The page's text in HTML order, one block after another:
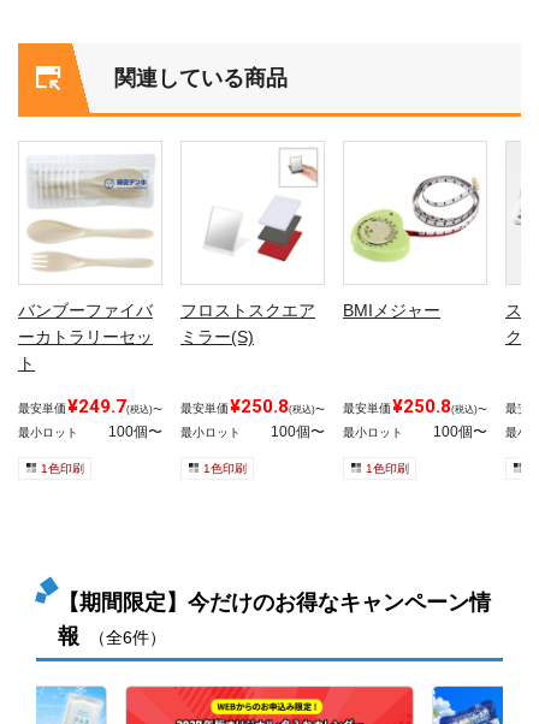
関連している商品
バンブーファイバ
ーカトラリーセッ
ト
最安単価¥249.7(税込)〜
最小ロット 100個〜
1色印刷
フロストスクエア
ミラー(S)
最安単価¥250.8(税込)〜
最小ロット 100個〜
1色印刷
BMIメジャー
最安単価¥250.8(税込)〜
最小ロット 100個〜
1色印刷
ス
ク
最安
最小
【期間限定】今だけのお得なキャンペーン情
報
（全6件）